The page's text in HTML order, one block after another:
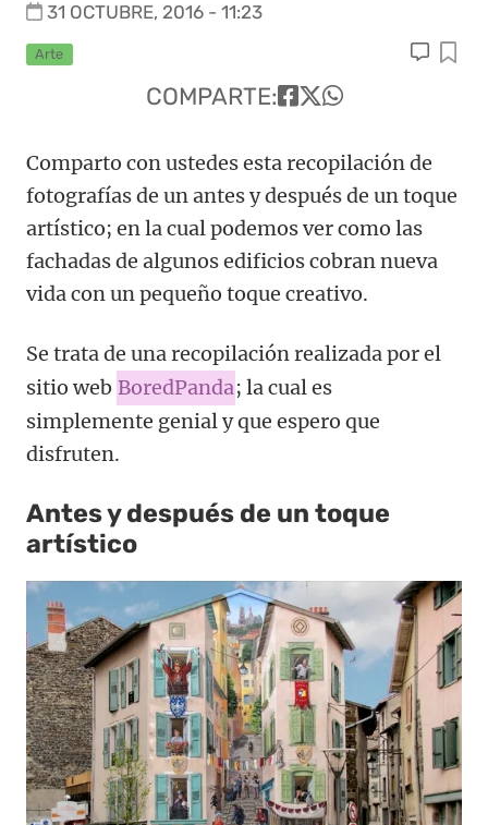
31 OCTUBRE, 2016 - 11:23
Arte
COMPARTE:
Comparto con ustedes esta recopilación de
fotografías de un antes y después de un toque
artístico; en la cual podemos ver como las
fachadas de algunos edificios cobran nueva
vida con un pequeño toque creativo.
Se trata de una recopilación realizada por el
sitio web BoredPanda; la cual es
simplemente genial y que espero que
disfruten.
Antes y después de un toque
artístico